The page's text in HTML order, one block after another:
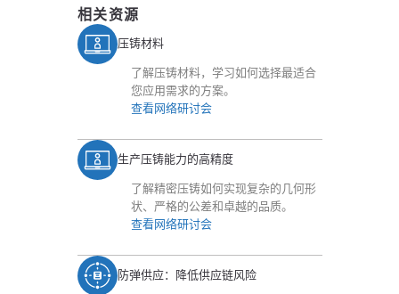
相关资源
压铸材料
了解压铸材料，学习如何选择最适合
您应用需求的方案。
查看网络研讨会
生产压铸能力的高精度
了解精密压铸如何实现复杂的几何形
状、严格的公差和卓越的品质。
查看网络研讨会
防弹供应：降低供应链风险